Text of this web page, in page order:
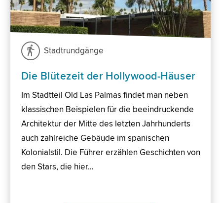
Stadtrundgänge
Die Blütezeit der Hollywood-Häuser
Im Stadtteil Old Las Palmas findet man neben
klassischen Beispielen für die beeindruckende
Architektur der Mitte des letzten Jahrhunderts
auch zahlreiche Gebäude im spanischen
Kolonialstil. Die Führer erzählen Geschichten von
den Stars, die hier…